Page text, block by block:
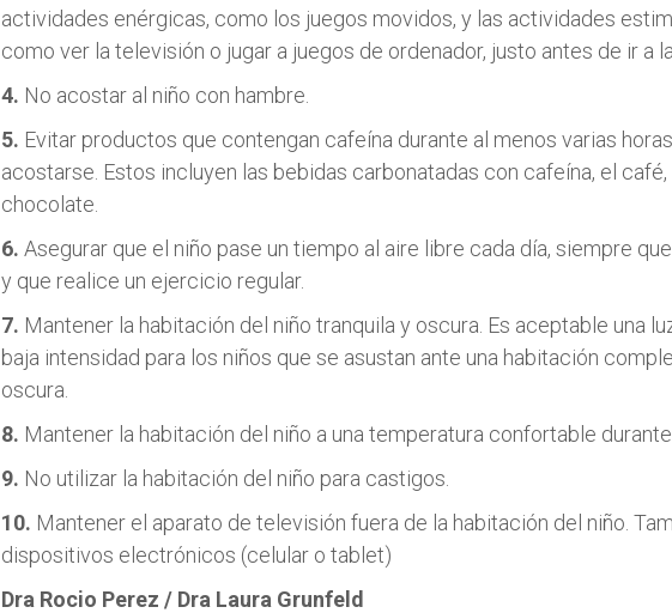
actividades enérgicas, como los juegos movidos, y las actividades
como ver la televisión o jugar a juegos de ordenador, justo antes de ir a
4. No acostar al niño con hambre.
5. Evitar productos que contengan cafeína durante al menos varias
acostarse. Estos incluyen las bebidas carbonatadas con cafeína, el
chocolate.
6. Asegurar que el niño pase un tiempo al aire libre cada día, siempre
y que realice un ejercicio regular.
7. Mantener la habitación del niño tranquila y oscura. Es aceptable una
baja intensidad para los niños que se asustan ante una habitación
oscura.
8. Mantener la habitación del niño a una temperatura confortable durante
9. No utilizar la habitación del niño para castigos.
10. Mantener el aparato de televisión fuera de la habitación del niño.
dispositivos electrónicos (celular o tablet)
Dra Rocio Perez / Dra Laura Grunfeld